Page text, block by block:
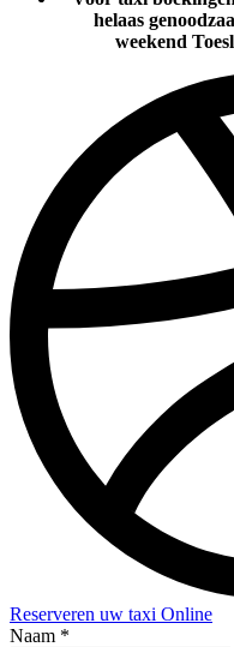
helaas
weekend
Reserveren uw taxi Online
Naam *